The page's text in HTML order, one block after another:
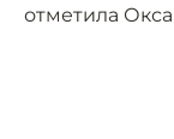
отметила